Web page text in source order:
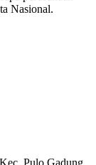
Nasional.
Pulo Gadung,